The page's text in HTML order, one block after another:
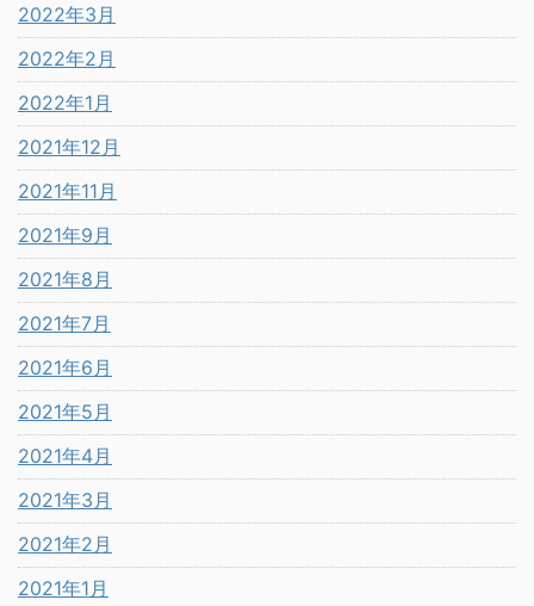
2022年3月
2022年2月
2022年1月
2021年12月
2021年11月
2021年9月
2021年8月
2021年7月
2021年6月
2021年5月
2021年4月
2021年3月
2021年2月
2021年1月